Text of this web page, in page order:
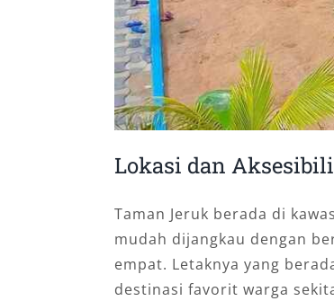
Lokasi dan
Taman Jeruk berada di
mudah dijangkau dengan
empat. Letaknya yang
destinasi favorit warga